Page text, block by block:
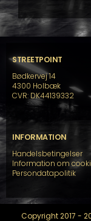
STREETPOINT
Bødkervej 14
4300 Holbæk
CVR: DK44139332
INFORMATION
Handelsbetingelser
Information om
Persondatapolitik
Copyright 2017 -